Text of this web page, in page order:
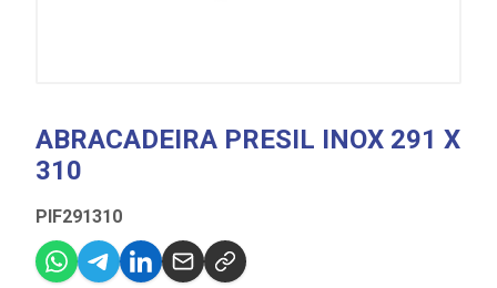
ABRACADEIRA PRESIL INOX 291 X
310
PIF291310